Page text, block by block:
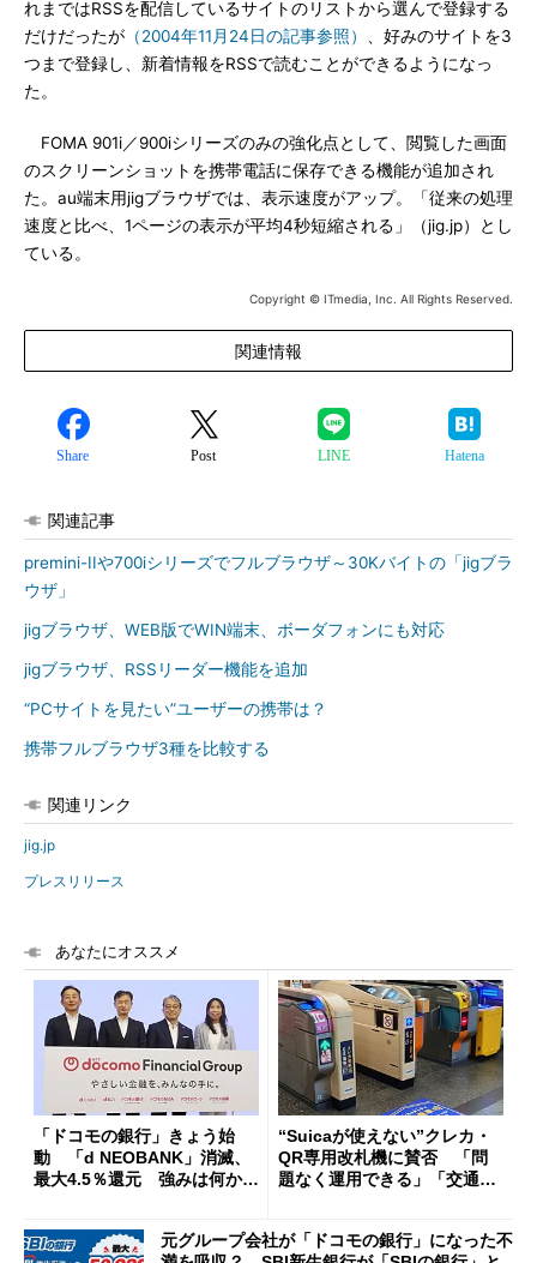
れまではRSSを配信しているサイトのリストから選んで登録する
だけだったが （2004年11月24日の記事参照）
、好みのサイトを3
つまで登録し、新着情報をRSSで読むことができるようになっ
た。
FOMA 901i／900iシリーズのみの強化点として、閲覧した画面
のスクリーンショットを携帯電話に保存できる機能が追加され
た。au端末用jigブラウザでは、表示速度がアップ。「従来の処理
速度と比べ、1ページの表示が平均4秒短縮される」（jig.jp）とし
ている。
Copyright © ITmedia, Inc. All Rights Reserved.
関連情報
Share Post LINE Hatena
関連記事
premini-IIや700iシリーズでフルブラウザ～30Kバイトの「jigブラ
ウザ」
jigブラウザ、WEB版でWIN端末、ボーダフォンにも対応
jigブラウザ、RSSリーダー機能を追加
“PCサイトを見たい”ユーザーの携帯は？
携帯フルブラウザ3種を比較する
関連リンク
jig.jp
プレスリリース
あなたにオススメ
「ドコモの銀行」きょう始
動 「d NEOBANK」消滅、
最大4.5％還元 強みは何か解
“Suicaが使えない”クレカ・
QR専用改札機に賛否 「問
題なく運用できる」「交通系I
元グループ会社が「ドコモの銀行」になった不